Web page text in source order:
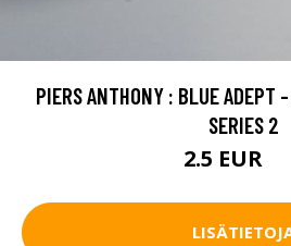
PIERS ANTHONY : BLUE ADEPT
SERIES 2
2.5 EUR